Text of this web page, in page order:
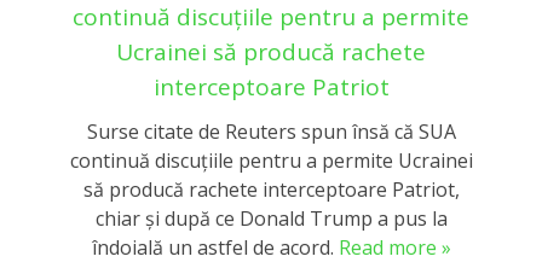
continuă discuțiile pentru a permite
Ucrainei să producă rachete
interceptoare Patriot
Surse citate de Reuters spun însă că SUA
continuă discuțiile pentru a permite Ucrainei
să producă rachete interceptoare Patriot,
chiar și după ce Donald Trump a pus la
îndoială un astfel de acord. Read more »